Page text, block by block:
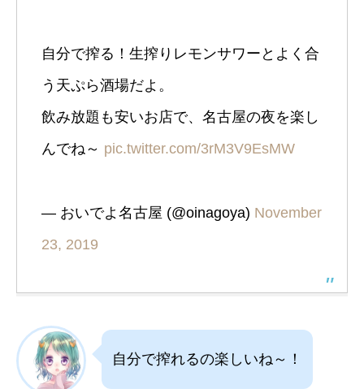
自分で搾る！生搾りレモンサワーとよく合
う天ぷら酒場だよ。
飲み放題も安いお店で、名古屋の夜を楽し
んでね～ pic.twitter.com/3rM3V9EsMW
— おいでよ名古屋 (@oinagoya) November
23, 2019
自分で搾れるの楽しいね～！